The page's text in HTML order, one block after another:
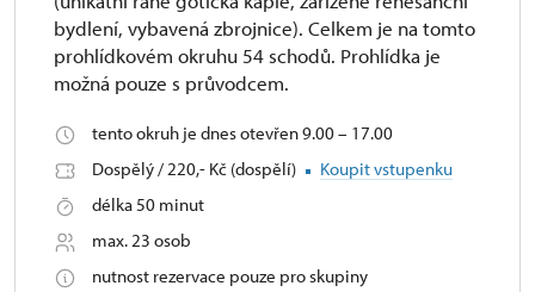
bydlení, vybavená zbrojnice). Celkem je na tomto
prohlídkovém okruhu 54 schodů. Prohlídka je
možná pouze s průvodcem.
tento okruh je dnes otevřen 9.00 – 17.00
Dospělý / 220,- Kč (dospělí)
Koupit vstupenku
délka 50 minut
max. 23 osob
nutnost rezervace pouze pro skupiny